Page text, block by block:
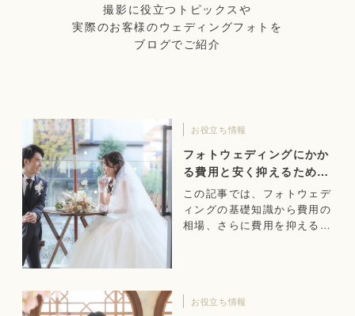
撮影に役立つトピックスや
実際のお客様のウェディングフォトを
ブログでご紹介
お役立ち情報
フォトウェディングにかか
る費用と安く抑えるための
ポイント
この記事では、フォトウェデ
ィングの基礎知識から費用の
相場、さらに費用を抑えるた
お役立ち情報